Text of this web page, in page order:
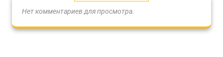
Нет комментариев для просмотра.